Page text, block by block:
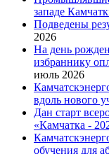
западе
Подведены
2026
На день
избраннику
июль 2026
вдоль нового
Дан старт
«Камчатка -
обучения для